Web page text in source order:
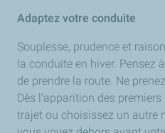
Adaptez votre conduite
Souplesse, prudence et
la conduite en hiver. Pensez
de prendre la route. Ne
Dès l’apparition des
trajet ou choisissez un autre